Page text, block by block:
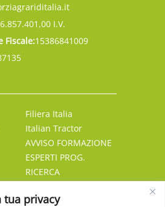
tua privacy
I.V.
Fiscale:15386841009
Filiera Italia
Italian Tractor
AVVISO FORMAZIONE
ESPERTI PROG.
RICERCA
APPROVAZIONE DELLA